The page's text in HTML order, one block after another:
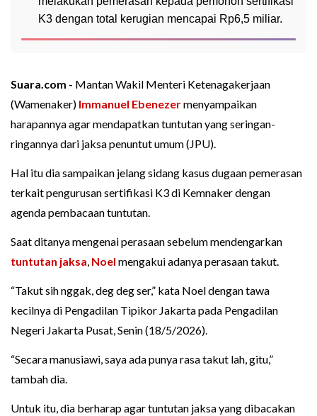
K3 dengan total kerugian mencapai Rp6,5 miliar.
Suara.com - Mantan Wakil Menteri Ketenagakerjaan
(Wamenaker) Immanuel Ebenezermenyampaikan
harapannya agar mendapatkan tuntutan yang seringan-
ringannya dari jaksa penuntut umum (JPU).
Hal itu dia sampaikan jelang sidang kasus dugaan pemerasan
terkait pengurusan sertifikasi K3 di Kemnaker dengan
agenda pembacaan tuntutan.
Saat ditanya mengenai perasaan sebelum mendengarkan
tuntutan jaksa, Noel mengakui adanya perasaan takut.
“Takut sih nggak, deg deg ser,” kata Noel dengan tawa
kecilnya di Pengadilan Tipikor Jakarta pada Pengadilan
Negeri Jakarta Pusat, Senin (18/5/2026).
“Secara manusiawi, saya ada punya rasa takut lah, gitu,”
tambah dia.
Untuk itu, dia berharap agar tuntutan jaksa yang dibacakan